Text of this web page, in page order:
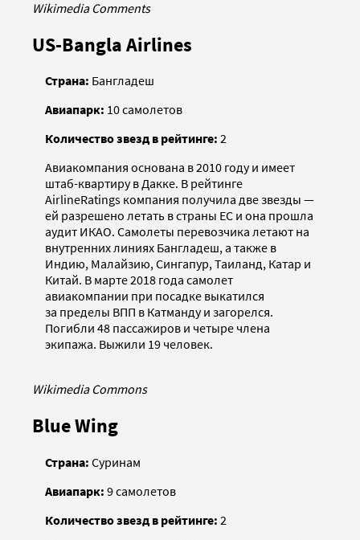
Wikimedia Comments
US-Bangla Airlines
Страна: Бангладеш
Авиапарк: 10 самолетов
Количество звезд в рейтинге: 2
Авиакомпания основана в 2010 году и имеет
штаб-квартиру в Дакке. В рейтинге
AirlineRatings компания получила две звезды —
ей разрешено летать в страны ЕС и она прошла
аудит ИКАО. Самолеты перевозчика летают на
внутренних линиях Бангладеш, а также в
Индию, Малайзию, Сингапур, Таиланд, Катар и
Китай. В марте 2018 года самолет
авиакомпании при посадке выкатился
за пределы ВПП в Катманду и загорелся.
Погибли 48 пассажиров и четыре члена
экипажа. Выжили 19 человек.
Wikimedia Commons
Blue Wing
Страна: Суринам
Авиапарк: 9 самолетов
Количество звезд в рейтинге: 2